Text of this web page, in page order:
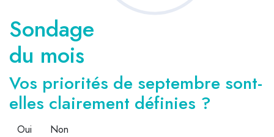
Sondage
du mois
Vos priorités de septembre sont-
elles clairement définies ?
Oui Non